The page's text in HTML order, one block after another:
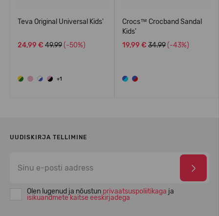
Teva Original Universal Kids'
24,99 € 49.99 (-50%)
+1
Crocs™ Crocband Sandal
Kids'
19,99 € 34.99 (-43%)
UUDISKIRJA TELLIMINE
Olen lugenud ja nõustun privaatsuspoliitikaga ja
isikuandmete kaitse eeskirjadega